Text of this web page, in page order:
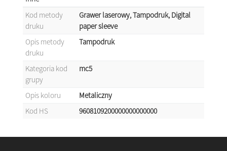
Kod metody
druku
Grawer laserowy, Tampodruk, Digital
paper sleeve
Opis metody
druku
Tampodruk
Kategoria kod
grupy
mc5
Opis koloru
Metaliczny
Kod HS
9608109200000000000000